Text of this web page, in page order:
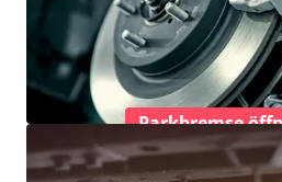
Parkbremse